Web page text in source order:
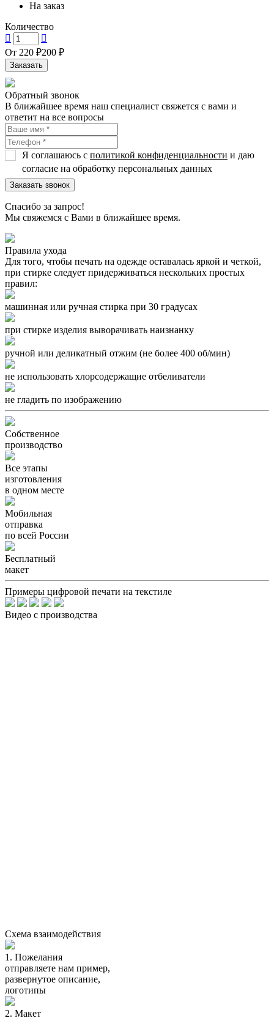
На заказ
Количество
От 220 ₽200 ₽
Заказать
Обратный звонок
В ближайшее время наш специалист свяжется с вами и
ответит на все вопросы
Я соглашаюсь с политикой конфиденциальности и даю
согласие на обработку персональных данных
Спасибо за запрос!
Мы свяжемся с Вами в ближайшее время.
Правила ухода
Для того, чтобы печать на одежде оставалась яркой и четкой,
при стирке следует придерживаться нескольких простых
правил:
машинная или ручная стирка при 30 градусах
при стирке изделия выворачивать наизнанку
ручной или деликатный отжим (не более 400 об/мин)
не использовать хлорсодержащие отбеливатели
не гладить по изображению
Собственное
производство
Все этапы
изготовления
в одном месте
Мобильная
отправка
по всей России
Бесплатный
макет
Примеры цифровой печати на текстиле
Видео с производства
Схема взаимодействия
1. Пожелания
отправляете нам пример,
развернутое описание,
логотипы
2. Макет